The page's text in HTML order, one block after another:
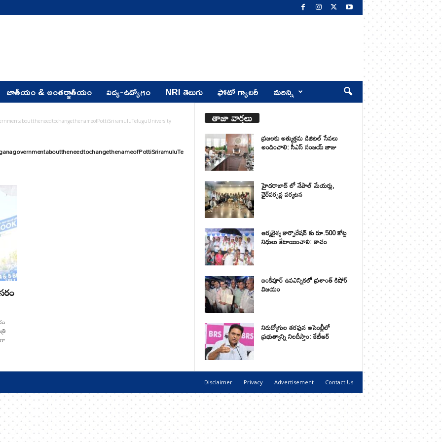
జాతీయం & అంతర్జాతీయం విద్య-ఉద్యోగం NRI తెలుగు ఫోటో గ్యాలరీ మరిన్ని
తాజా వార్తలు
ప్రజలకు అత్యుత్తమ డిజిటల్ సేవలు
అందించాలి: సీఎస్ సంజయ్ జాజు
హైదరాబాద్ లో నేపాల్ మేయర్లు,
ఛైర్‌పర్సన్ల పర్యటన
ఆర్యవైశ్య కార్పొరేషన్ కు రూ.500 కోట్ల
నిధులు కేటాయించాలి: కాచం
బంకీపూర్ ఉపఎన్నికలో ప్రశాంత్ కిషోర్
విజయం
నిరుద్యోగుల తరఫున అసెంబ్లీలో
ప్రభుత్వాన్ని నిలదీస్తాం: కేటీఆర్
Disclaimer Privacy Advertisement Contact Us